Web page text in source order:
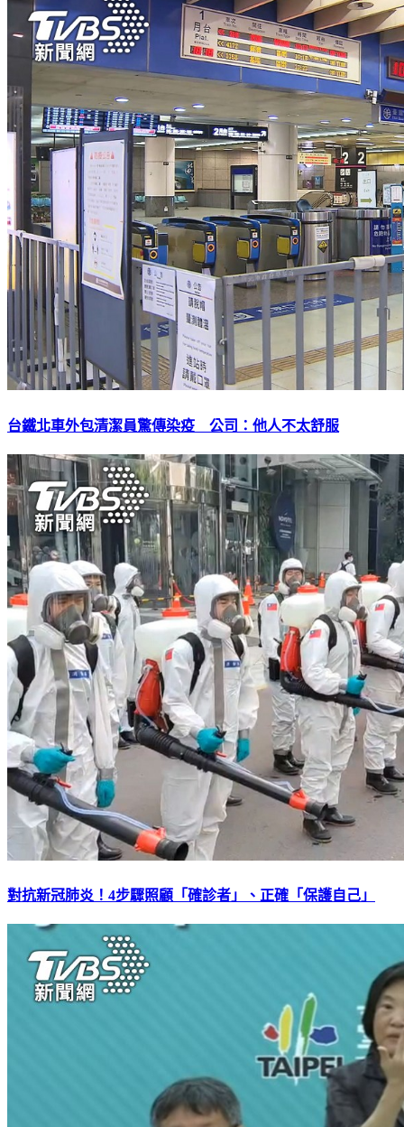
台鐵北車外包清潔員驚傳染疫 公司：他人不太舒服
對抗新冠肺炎！4步驟照顧「確診者」、正確「保護自己」